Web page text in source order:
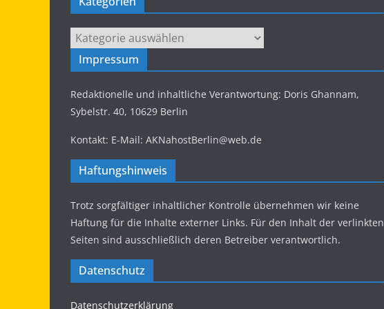
Kategorien
Impressum
Redaktionelle und inhaltliche Verantwortung: Doris Ghannam,
Sybelstr. 40, 10629 Berlin
Kontakt: E-Mail: AKNahostBerlin@web.de
Haftungshinweis
Trotz sorgfältiger inhaltlicher Kontrolle übernehmen wir keine
Haftung für die Inhalte externer Links. Für den Inhalt der verlinkten
Seiten sind ausschließlich deren Betreiber verantwortlich.
Datenschutz
Datenschutzerklärung